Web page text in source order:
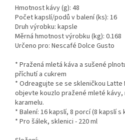
Hmotnost kávy (g): 48
Počet kapslí/podů v balení (ks): 16
Druh výrobku: kapsle
Měrná hmotnost výrobku (kg): 0.168
Určeno pro: Nescafé Dolce Gusto
* Pražená mletá káva a sušené
příchutí a cukrem
* Odreagujte se se skleničkou Latte
objevte kouzlo pražené mleté kávy,
karamelu.
* Balení: 16 kapslí, 8 porcí (8 kapslí
* Pro šálek, sklenici - 220 ml